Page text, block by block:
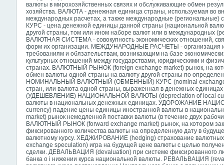
валюты в мирохозяйственных связях и обслуживающие обмен
хозяйства. ВАЛЮТА - денежная единица страны, используемая во
международных расчетах, а также международные
КУРС - цена денежной единицы данной страны (национальной
другой страны, том или ином наборе валют или в международных
ВАЛЮТНАЯ СИСТЕМА - совокупность экономических отношений,
форм их организации. МЕЖДУНАРОДНЫЕ РАСЧЕТЫ - организация и
требованиям и обязательствам, возникающим на базе
культурных отношений между государствами, юридическими и
странах. ВАЛЮТНЫЙ РЫНОК (foreign exchange market) рынок, на
обмен валюты одной страны на валюту другой страны по
НОМИНАЛЬНЫЙ ВАЛЮТНЫЙ (ОБМЕННЫЙ) КУРС (nominal exchange
стран, или валюта одной страны, выраженная в денежных
(УДЕШЕВЛЕНИЕ) НАЦИОНАЛЬНОЙ ВАЛЮТЫ (depreciation of local
валюты в национальных денежных единицах. УДОРОЖАНИЕ
currency) падение цены единицы иностранной валюты в
market) рынок немедленной поставки валюты (в течение двух
ВАЛЮТНЫЙ РЫНОК (forward exchange market) рынок, на котором
фиксированного количества валюты на определенную дату в
валютному курсу. ХЕДЖИРОВАНИЕ (hedging) страхование
exchange speculation) игра на будущей цене валюты с целью
сделки. ДЕВАЛЬВАЦИЯ (devaluation) при системе фиксированного
банка о i нижении курса национальной валюты. РЕВАЛЬВАЦИЯ